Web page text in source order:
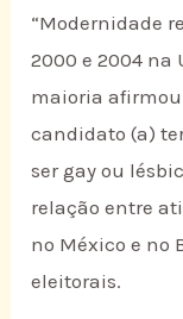
“Modernidade
2000 e 2004 na
maioria
candidato (a)
ser gay ou
relação entre
no México e no
eleitorais.